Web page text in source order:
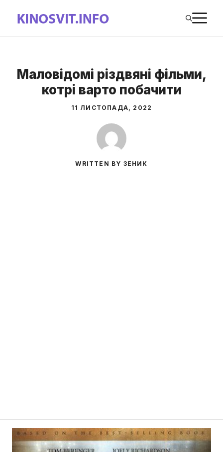
вмісту
Маловідомі різдвяні фільми,
котрі варто побачити
11 ЛИСТОПАДА, 2022
WRITTEN BY ЗЕНИК